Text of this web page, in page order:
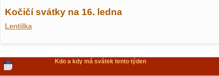
Kočičí svátky na 16. ledna
Lentilka
Kdo a kdy má svátek tento týden